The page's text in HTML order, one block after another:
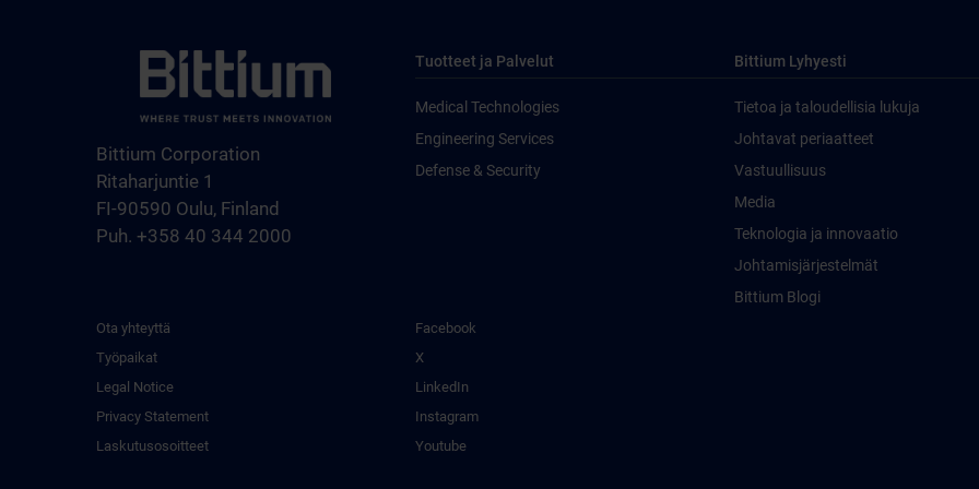
Bittium Corporation
Ritaharjuntie 1
FI-90590 Oulu, Finland
Puh. +358 40 344 2000
Tuotteet ja Palvelut
Medical Technologies
Engineering Services
Defense & Security
Bittium Lyhyesti
Tietoa ja taloudellisia lukuja
Johtavat periaatteet
Vastuullisuus
Media
Teknologia ja innovaatio
Johtamisjärjestelmät
Bittium Blogi
Ota yhteyttä
Työpaikat
Legal Notice
Privacy Statement
Laskutusosoitteet
Facebook
X
LinkedIn
Instagram
Youtube